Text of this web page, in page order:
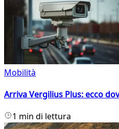
Mobilità
Arriva Vergilius Plus: ecco
1 min di lettura